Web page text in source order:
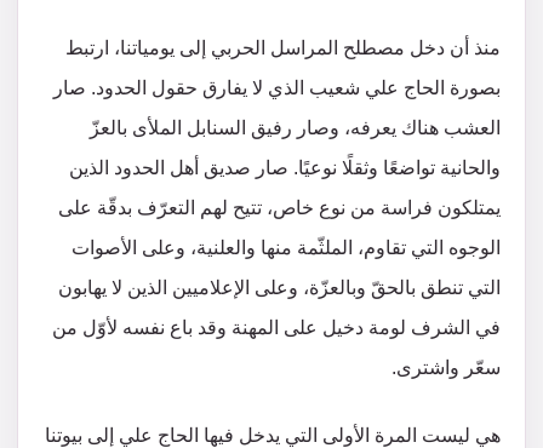
منذ أن دخل مصطلح المراسل الحربي إلى يومياتنا، ارتبط
بصورة الحاج علي شعيب الذي لا يفارق حقول الحدود. صار
العشب هناك يعرفه، وصار رفيق السنابل الملأى بالعزّ
والحانية تواضعًا وثقلًا نوعيًا. صار صديق أهل الحدود الذين
يمتلكون فراسة من نوع خاص، تتيح لهم التعرّف بدقّة على
الوجوه التي تقاوم، الملثّمة منها والعلنية، وعلى الأصوات
التي تنطق بالحقّ وبالعزّة، وعلى الإعلاميين الذين لا يهابون
في الشرف لومة دخيل على المهنة وقد باع نفسه لأوّل من
سعّر واشترى.
هي ليست المرة الأولى التي يدخل فيها الحاج علي إلى بيوتنا